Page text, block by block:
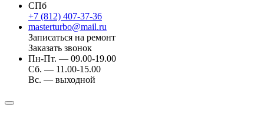
СПб
+7 (812) 407-37-36
masterturbo@mail.ru
Записаться на ремонт
Заказать звонок
Пн-Пт. — 09.00-19.00
Сб. — 11.00-15.00
Вс. — выходной